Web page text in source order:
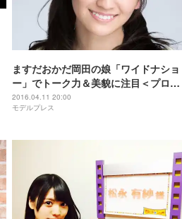
ますだおかだ岡田の娘「ワイドナショ
ー」でトーク力＆美貌に注目＜プロフ
ィール＞
2016.04.11 20:00
モデルプレス